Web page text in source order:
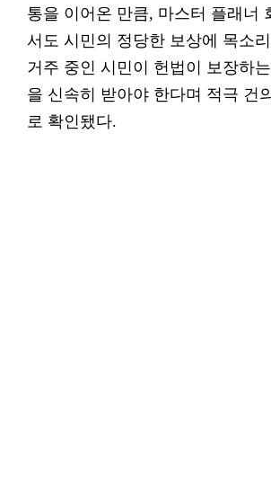
통을 이어온 만큼, 마스터 플래너
서도 시민의 정당한 보상에 목소
거주 중인 시민이 헌법이 보장하
을 신속히 받아야 한다며 적극 건
로 확인됐다.